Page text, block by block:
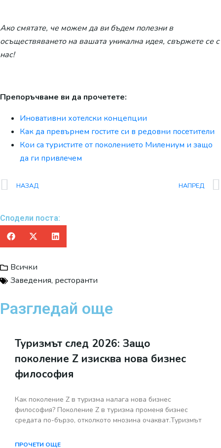
Ако смятате, че можем да ви бъдем полезни в
осъществяването на вашата уникална идея, свържете се с
нас!
Препоръчваме ви да прочетете:
Иновативни хотелски концепции
Как да превърнем гостите си в редовни посетители
Кои са туристите от поколението Милениум и защо
да ги привлечем
НАЗАД НАПРЕД
Сподели поста:
Всички
Заведения, ресторанти
Разгледай още
Туризмът след 2026: Защо
поколение Z изисква нова бизнес
философия
Как поколение Z в туризма налага нова бизнес
философия? Поколение Z в туризма променя бизнес
средата по-бързо, отколкото мнозина очакват.Туризмът
ПРОЧЕТИ ОЩЕ